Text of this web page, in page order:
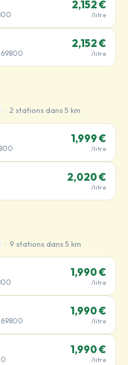
2,152 €
/litre
69800
2,152 €
/litre
· 2 stations dans 5 km
1,999 €
/litre
2,020 €
/litre
· 9 stations dans 5 km
1,990 €
/litre
69800
1,990 €
/litre
1,990 €
/litre